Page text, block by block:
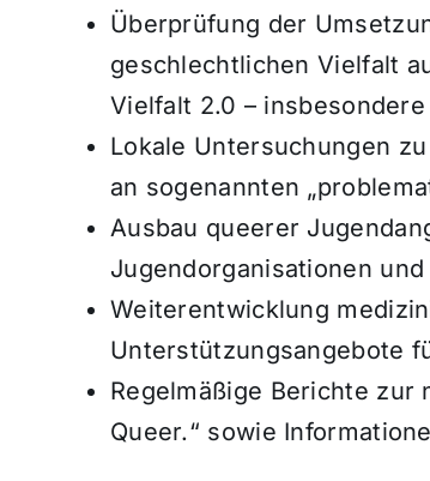
Überprüfung der
geschlechtlichen Vielfalt
Vielfalt 2.0 –
Lokale Untersuchungen
an sogenannten
Ausbau queerer
Jugendorganisationen
Weiterentwicklung
Unterstützungsangebote
Regelmäßige Berichte zur
Queer.“ sowie